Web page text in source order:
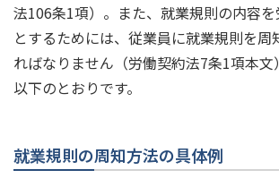
法106条1項）。また、就業規則の内容
とするためには、従業員に就業規則を周
ればなりません（労働契約法7条1項本文
以下のとおりです。
就業規則の周知方法の具体例